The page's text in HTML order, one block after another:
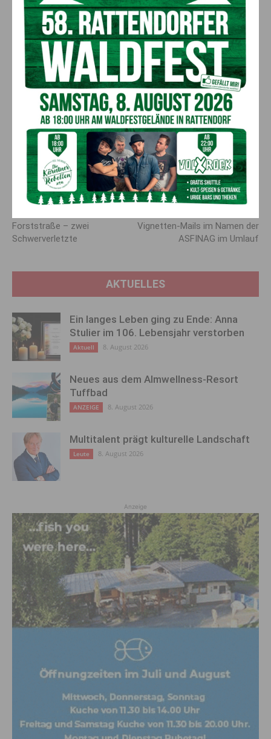
Kärntens
Das beschlosseneMaßnahmenpaketsoll gemeinsam
mit den Sozialpartnernund derWirtschaftsowie
demWirtschaftsförderungsfonds realisiert werden,
so Köfer, der auf rasche Umsetzung drängt: „Wenn
wir dem Fach- und Arbeitskräftemangel wirksam
begegnen wollen, dann führt kein Weg an einer
starken Lehrlingsausbildung vorbei. Bestenfalls auch
in Kombination mit der Matura –Lehre mit Matura
oder aber auchLehre nach der Matura.
Jede
Investition in die Lehrlingsausbildung ist eine
Investition in die Zukunft Kärntens.“
Vorheriger Artikel
Forststraße – zwei
Schwerverletzte
Nächster Artikel
Vignetten-Mails im Namen der
ASFINAG im Umlauf
AKTUELLES
Ein langes Leben ging zu Ende: Anna
Stulier im 106. Lebensjahr verstorben
Aktuell 8. August 2026
Neues aus dem Almwellness-Resort
Tuffbad
ANZEIGE 8. August 2026
Multitalent prägt kulturelle Landschaft
Leute 8. August 2026
Anzeige